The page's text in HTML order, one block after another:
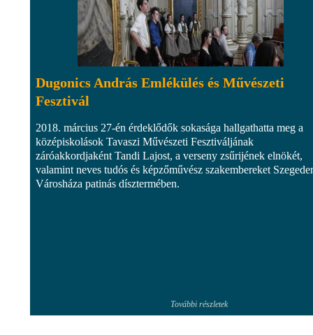
Dugonics András Emlékülés és Művészeti
Fesztivál
2018. március 27-én érdeklődők sokasága hallgathatta meg a
középiskolások Tavaszi Művészeti Fesztiváljának
záróakkordjaként Tandi Lajost, a verseny zsűrijének elnökét,
valamint neves tudós és képzőművész szakembereket
Városháza patinás dísztermében.
További részletek